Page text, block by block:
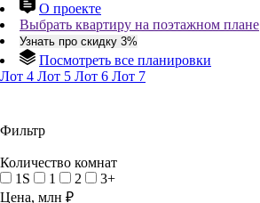
О проекте
Выбрать квартиру на поэтажном плане
Узнать про скидку 3%
Посмотреть все планировки
Лот 4 Лот 5 Лот 6 Лот 7
Фильтр
Количество комнат
1S
1 2
3+
Цена, млн ₽